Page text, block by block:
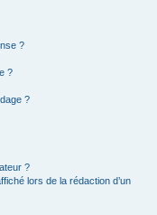
?
?
?
?
lors de la rédaction d’un